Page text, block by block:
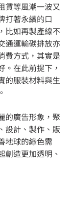
賃等風潮一波又
打著永續的口
比如再製產線不
通運輸碳排放亦
費方式，其實是
。在此前提下，
的服裝材料與生
的廣告形象，聚
設計、製作、販
地球的綠色需
創造更加透明、